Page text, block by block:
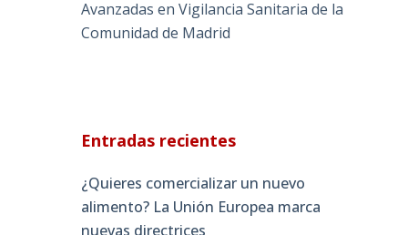
Entradas recientes
¿Quieres comercializar un nuevo
alimento? La Unión Europea marca
nuevas directrices